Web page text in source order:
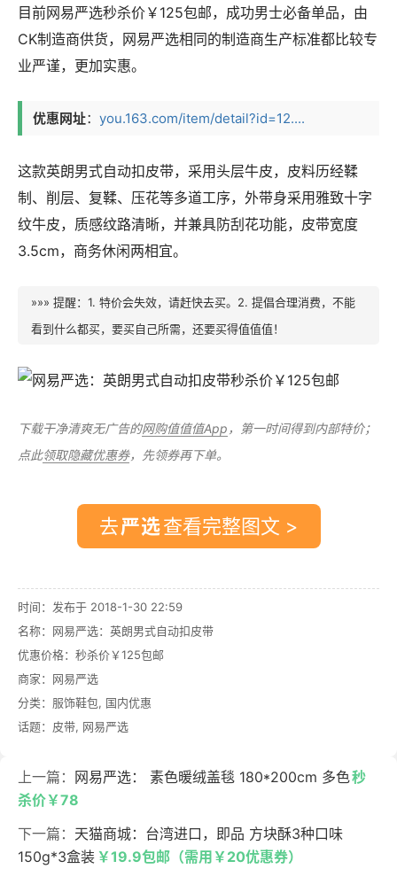
目前网易严选秒杀价￥125包邮，成功男士必备单品，由
CK制造商供货，网易严选相同的制造商生产标准都比较专
业严谨，更加实惠。
优惠网址： you.163.com/item/detail?id=12....
这款英朗男式自动扣皮带，采用头层牛皮，皮料历经鞣
制、削层、复鞣、压花等多道工序，外带身采用雅致十字
纹牛皮，质感纹路清晰，并兼具防刮花功能，皮带宽度
3.5cm，商务休闲两相宜。
»»» 提醒：1. 特价会失效，请赶快去买。2. 提倡合理消费，不能
看到什么都买，要买自己所需，还要买得值值值！
下载干净清爽无广告的网购值值值App ，第一时间得到内部特价；
点此领取隐藏优惠券，先领券再下单。
去 查看完整图文 >
时间：发布于 2018-1-30 22:59
名称： 网易严选：英朗男式自动扣皮带
优惠价格： 秒杀价￥125包邮
商家： 网易严选
分类： 服饰鞋包, 国内优惠
话题： 皮带, 网易严选
上一篇： 网易严选： 素色暖绒盖毯 180*200cm 多色秒
杀价￥78
下一篇： 天猫商城：台湾进口，即品 方块酥3种口味
150g*3盒装 ￥19.9包邮（需用￥20优惠券）